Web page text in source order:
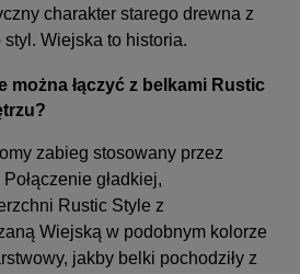
charakter starego drewna z
Wiejska to historia.
można łączyć z belkami Rustic
zabieg stosowany przez
gładkiej,
Rustic Style z
Wiejską w podobnym kolorze
jakby belki pochodziły z